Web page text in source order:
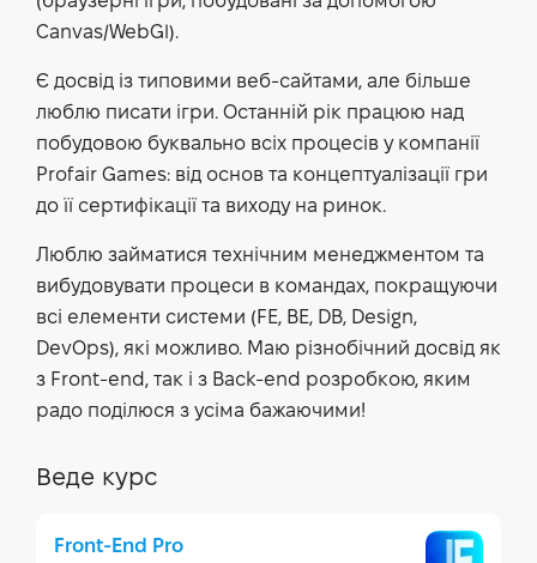
Canvas/WebGl).
Є досвід із типовими веб-сайтами, але більше
люблю писати ігри. Останній рік працюю над
побудовою буквально всіх процесів у компанії
Profair Games: від основ та концептуалізації гри
до її сертифікації та виходу на ринок.
Люблю займатися технічним менеджментом та
вибудовувати процеси в командах, покращуючи
всі елементи системи (FE, BE, DB, Design,
DevOps), які можливо. Маю різнобічний досвід як
з Front-end, так і з Back-end розробкою, яким
радо поділюся з усіма бажаючими!
Веде курс
Front-End Pro